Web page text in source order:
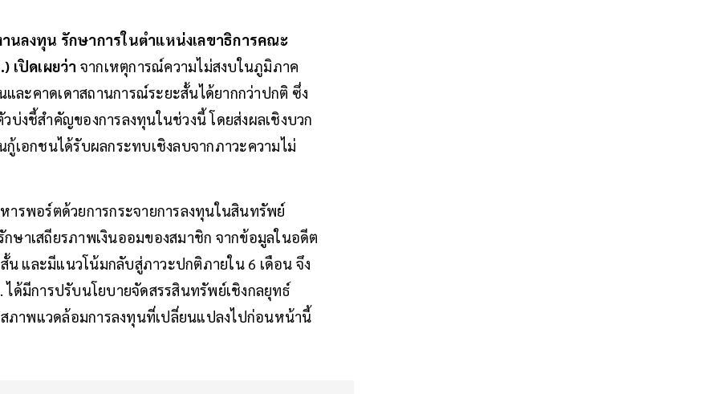
นลงทุน รักษาการในตำแหน่งเลขาธิการคณะ
เปิดเผยว่า จากเหตุการณ์ความไม่สงบในภูมิภาค
ละคาดเดาสถานการณ์ระยะสั้นได้ยากกว่าปกติ ซึ่ง
งชี้สำคัญของการลงทุนในช่วงนี้ โดยส่งผลเชิงบวก
อกชนได้รับผลกระทบเชิงลบจากภาวะความไม่
รพอร์ตด้วยการกระจายการลงทุนในสินทรัพย์
ษาเสถียรภาพเงินออมของสมาชิก จากข้อมูลในอดีต
และมีแนวโน้มกลับสู่ภาวะปกติภายใน 6 เดือน จึง
ด้มีการปรับนโยบายจัดสรรสินทรัพย์เชิงกลยุทธ์
ภาพแวดล้อมการลงทุนที่เปลี่ยนแปลงไปก่อนหน้านี้